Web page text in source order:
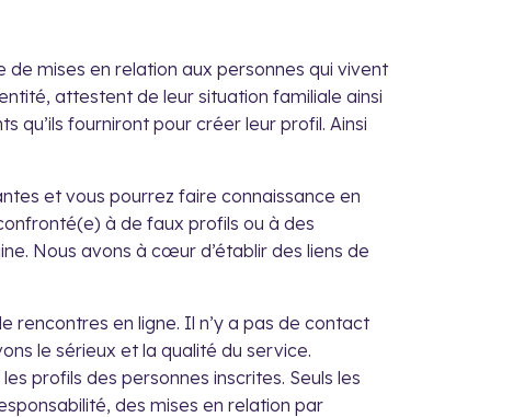
mises en relation aux personnes qui vivent
attestent de leur situation familiale ainsi
qu’ils fourniront pour créer leur profil. Ainsi
et vous pourrez faire connaissance en
à de faux profils ou à des
Nous avons à cœur d’établir des liens de
rencontres en ligne. Il n’y a pas de contact
le sérieux et la qualité du service.
profils des personnes inscrites. Seuls les
des mises en relation par